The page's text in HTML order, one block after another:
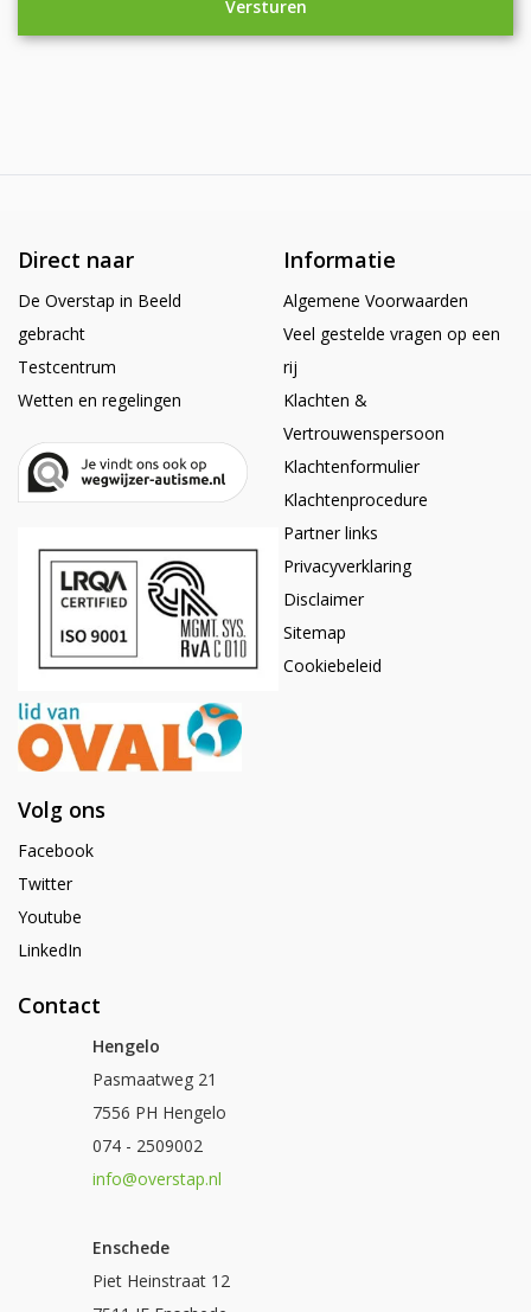
Direct naar
De Overstap in Beeld
gebracht
Testcentrum
Wetten en regelingen
Informatie
Algemene Voorwaarden
Veel gestelde vragen op een
rij
Klachten &
Vertrouwenspersoon
Klachtenformulier
Klachtenprocedure
Partner links
Privacyverklaring
Disclaimer
Sitemap
Cookiebeleid
Volg ons
Facebook
Twitter
Youtube
LinkedIn
Contact
Hengelo
Pasmaatweg 21
7556 PH Hengelo
074 - 2509002
info@overstap.nl
Enschede
Piet Heinstraat 12